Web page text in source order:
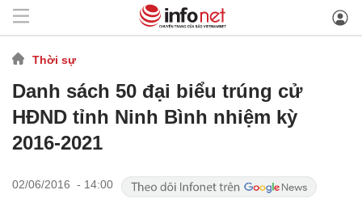
Thời sự
Danh sách 50 đại biểu trúng cử
HĐND tỉnh Ninh Bình nhiệm kỳ
2016-2021
02/06/2016 - 14:00